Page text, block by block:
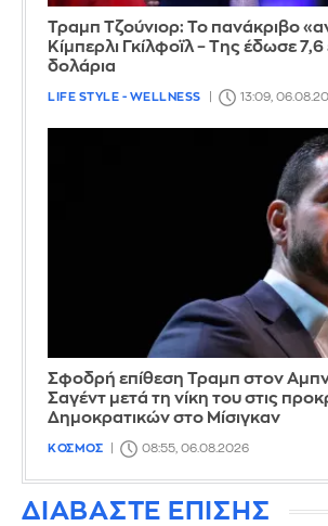
Τραμπ Τζούνιορ: Το πανάκριβο
Κίμπερλι Γκίλφοϊλ – Της έδωσε 7,6
δολάρια
LIFE STYLE - WELLNESS 13:09,
Σφοδρή επίθεση Τραμπ στον
Σαγέντ μετά τη νίκη του στις
Δημοκρατικών στο Μίσιγκαν
ΚΟΣΜΟΣ 08:55, 06.08.2026
ΔΙΑΒΑΣΤΕ ΕΠΙΣΗΣ